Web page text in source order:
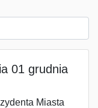
01 grudnia
Miasta